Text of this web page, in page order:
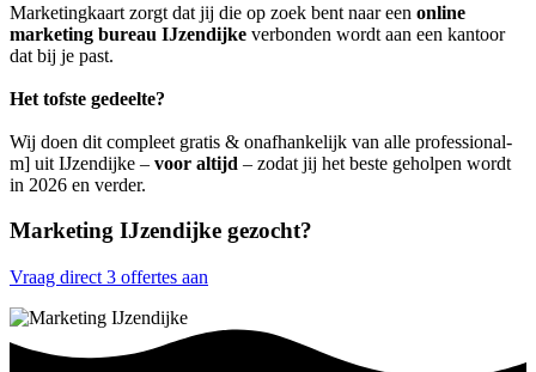
Marketingkaart zorgt dat jij die op zoek bent naar een online
marketing bureau IJzendijke verbonden wordt aan een kantoor
dat bij je past.
Het tofste gedeelte?
Wij doen dit compleet gratis & onafhankelijk van alle professional-
m] uit IJzendijke – voor altijd – zodat jij het beste geholpen wordt
in 2026 en verder.
Marketing IJzendijke gezocht?
Vraag direct 3 offertes aan